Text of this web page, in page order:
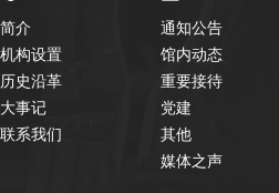
简介
机构设置
历史沿革
大事记
联系我们
通知公告
馆内动态
重要接待
党建
其他
媒体之声